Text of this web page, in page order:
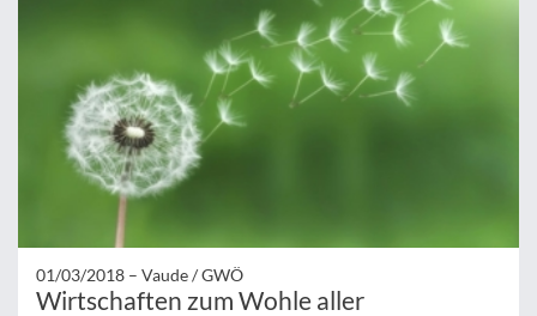
01/03/2018 – Vaude / GWÖ
Wirtschaften zum Wohle aller